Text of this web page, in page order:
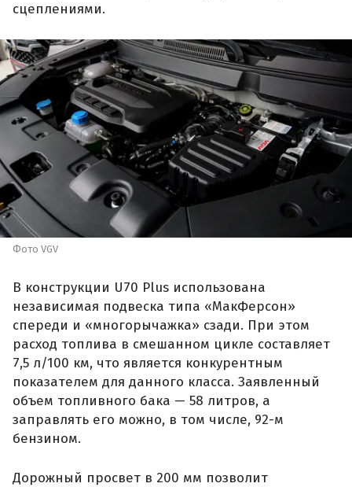
сцеплениями.
Фото VGV
В конструкции U70 Plus использована
независимая подвеска типа «МакФерсон»
спереди и «многорычажка» сзади. При этом
расход топлива в смешанном цикле составляет
7,5 л/100 км, что является конкурентным
показателем для данного класса. Заявленный
объем топливного бака — 58 литров, а
заправлять его можно, в том числе, 92-м
бензином.
Дорожный просвет в 200 мм позволит